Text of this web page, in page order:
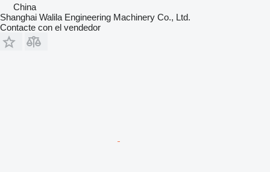
China
Shanghai Walila Engineering Machinery Co., Ltd.
Contacte con el vendedor